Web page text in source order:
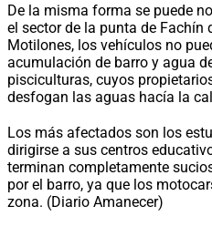
De la misma forma se puede
el sector de la punta de Fachín
Motilones, los vehículos no
acumulación de barro y agua
pisciculturas, cuyos
desfogan las aguas hacía la
Los más afectados son los
dirigirse a sus centros
terminan completamente
por el barro, ya que los
zona. (Diario Amanecer)